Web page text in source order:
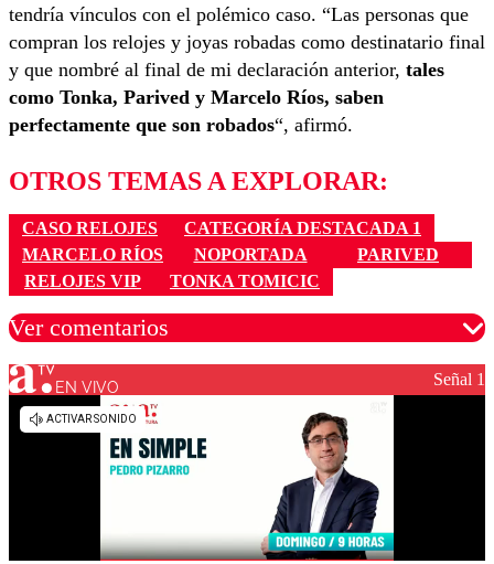
tendría vínculos con el polémico caso. “Las personas que
compran los relojes y joyas robadas como destinatario final
y que nombré al final de mi declaración anterior, tales
como Tonka, Parived y Marcelo Ríos, saben
perfectamente que son robados“, afirmó.
OTROS TEMAS A EXPLORAR:
CASO RELOJES
CATEGORÍA DESTACADA 1
MARCELO RÍOS
NOPORTADA
PARIVED
RELOJES VIP
TONKA TOMICIC
Ver comentarios
Los comentarios son moderados para garantizar un
diálogo respetuoso.
EN VIVO Señal 1